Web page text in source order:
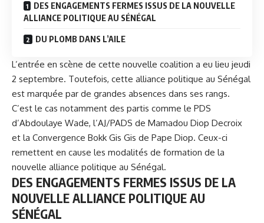
DES ENGAGEMENTS FERMES ISSUS DE LA NOUVELLE
ALLIANCE POLITIQUE AU SÉNÉGAL
DU PLOMB DANS L’AILE
L’entrée en scène de cette nouvelle coalition a eu lieu jeudi
2 septembre. Toutefois, cette alliance politique au Sénégal
est marquée par de grandes absences dans ses rangs.
C’est le cas notamment des partis comme le PDS
d’Abdoulaye Wade, l’AJ/PADS de Mamadou Diop Decroix
et la Convergence Bokk Gis Gis de Pape Diop. Ceux-ci
remettent en cause les modalités de formation de la
nouvelle alliance politique au Sénégal.
DES ENGAGEMENTS FERMES ISSUS DE LA
NOUVELLE ALLIANCE POLITIQUE AU
SÉNÉGAL